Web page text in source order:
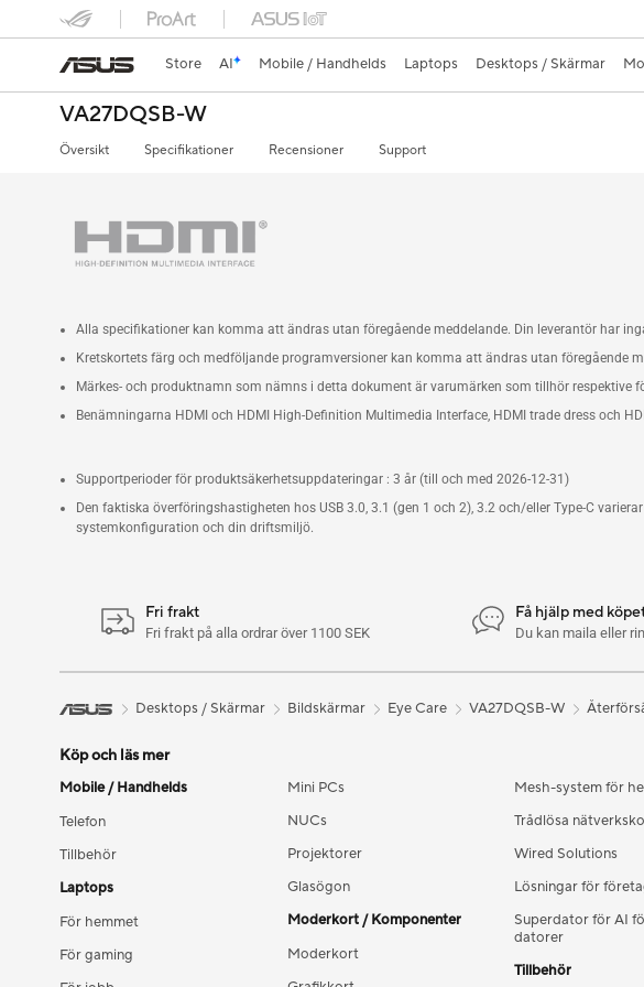
Store AI Mobile / Handhelds Laptops Desktops / Skärmar
VA27DQSB-W
Översikt Specifikationer Recensioner Support
Alla specifikationer kan komma att ändras utan föregående meddelande. Din leverantör har
Kretskortets färg och medföljande programversioner kan komma att ändras utan föregående
Märkes- och produktnamn som nämns i detta dokument är varumärken som tillhör respektive
Benämningarna HDMI och HDMI High-Definition Multimedia Interface, HDMI trade dress och
Supportperioder för produktsäkerhetsuppdateringar : 3 år (till och med 2026-12-31)
Den faktiska överföringshastigheten hos USB 3.0, 3.1 (gen 1 och 2), 3.2 och/eller Type-C
systemkonfiguration och din driftsmiljö.
Fri frakt
Fri frakt på alla ordrar över 1100 SEK
Få hjälp med
Du kan maila eller
Desktops / Skärmar Bildskärmar Eye Care VA27DQSB-W
Köp och läs mer
Mobile / Handhelds
Telefon
Tillbehör
Laptops
För hemmet
För gaming
Mini PCs
NUCs
Projektorer
Glasögon
Moderkort / Komponenter
Moderkort
Mesh-system för
Trådlösa
Wired Solutions
Lösningar för
Superdator för AI
datorer
Tillbehör